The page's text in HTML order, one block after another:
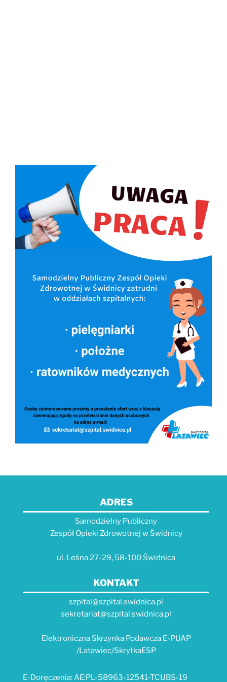
ADRES
Samodzielny Publiczny
Zespół Opieki Zdrowotnej w Świdnicy
ul. Leśna 27-29, 58-100 Świdnica
KONTAKT
szpital@szpital.swidnica.pl
sekretariat@szpital.swidnica.pl
Elektroniczna Skrzynka Podawcza E-PUAP
/Latawiec/SkrytkaESP
E-Doręczenia: AE:PL-58963-12541-TCUBS-19